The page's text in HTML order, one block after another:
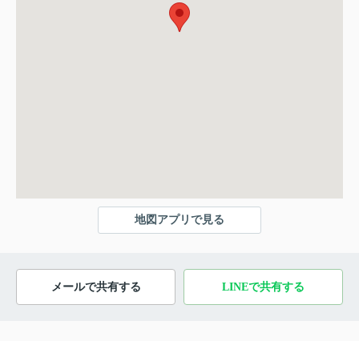
地図アプリで見る
メールで共有する LINEで共有する